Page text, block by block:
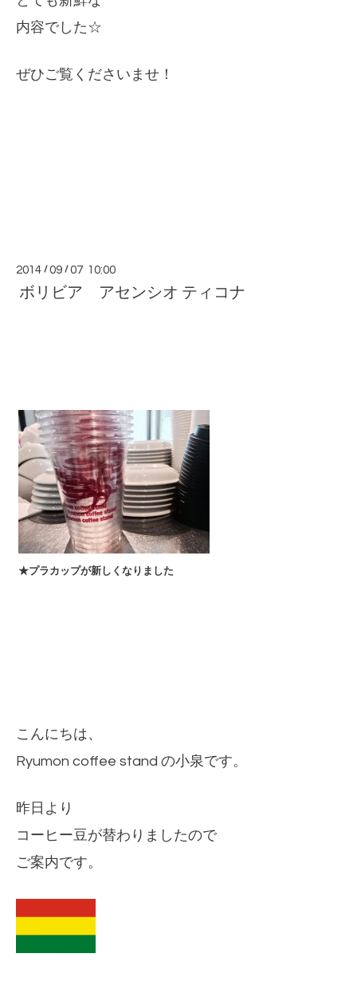
内容でした☆
ぜひご覧くださいませ！
2014 /09 /07 10:00
ボリビア アセンシオ ティコナ
★プラカップが新しくなりました
こんにちは、
Ryumon coffee stand の小泉です。
昨日より
コーヒー豆が替わりましたので
ご案内です。